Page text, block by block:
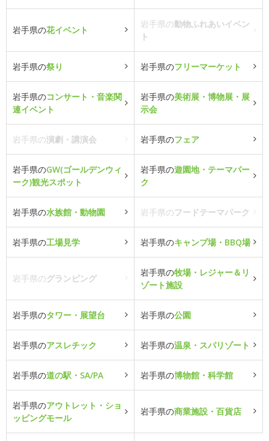
岩手県の花イベント
岩手県の動物ふれあいイベン
ト
岩手県の祭り 岩手県のフリーマーケット
岩手県のコンサート・音楽関
連イベント
岩手県の美術展・博物展・展
示会
岩手県の演劇・講演会 岩手県のフェア
岩手県のGW(ゴールデンウィ
ーク)観光スポット
岩手県の遊園地・テーマパー
ク
岩手県の水族館・動物園 岩手県のフードテーマパーク
岩手県の工場見学 岩手県のキャンプ場・BBQ場
岩手県のグランピング
岩手県の牧場・レジャー＆リ
ゾート施設
岩手県のタワー・展望台 岩手県の公園
岩手県のアスレチック 岩手県の温泉・スパリゾート
岩手県の道の駅・SA/PA 岩手県の博物館・科学館
岩手県のアウトレット・ショ
ッピングモール
岩手県の商業施設・百貨店